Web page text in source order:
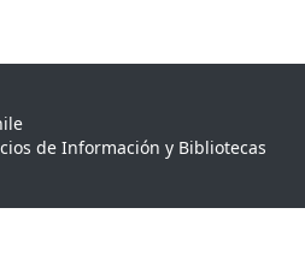
de Información y Bibliotecas